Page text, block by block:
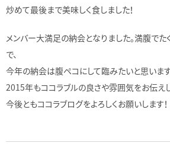
炒めて最後まで美味しく食しました！
メンバー大満足の納会となりました。満腹で
で、
今年の納会は腹ペコにして臨みたいと思います
2015年もココラブルの良さや雰囲気をお伝えし
今後ともココラブログをよろしくお願いします！